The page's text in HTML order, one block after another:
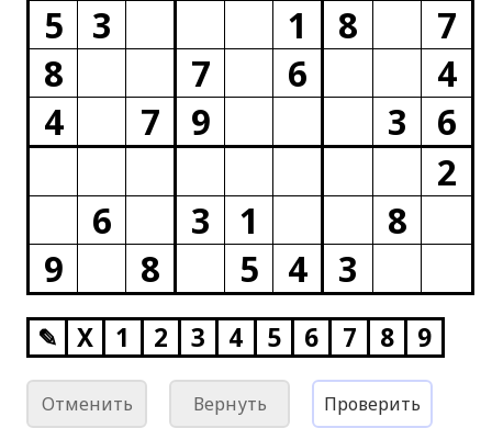
5
3 1 8
7
8
7 6
4
4
7 9 3
6
2
6
3 1
8
9
8 5 4 3
✎ X 1 2 3 4 5 6 7 8 9
Отменить Вернуть Проверить